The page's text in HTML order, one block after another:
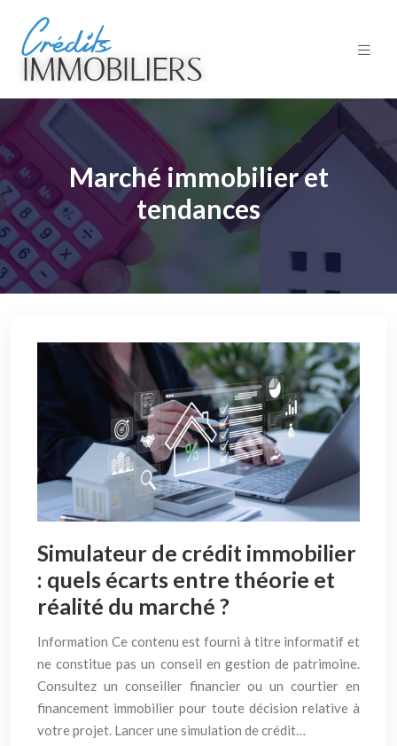
Marché immobilier et
tendances
Simulateur de crédit immobilier
: quels écarts entre théorie et
réalité du marché ?
Information Ce contenu est fourni à titre informatif et
ne constitue pas un conseil en gestion de patrimoine.
Consultez un conseiller financier ou un courtier en
financement immobilier pour toute décision relative à
votre projet. Lancer une simulation de crédit…